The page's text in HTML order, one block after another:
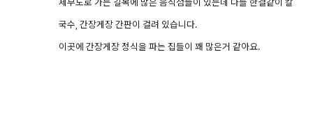
국수, 간장게장 간판이 걸려 있습니다.
이곳에 간장게장 정식을 파는 집들이 꽤 많은거 같아요.